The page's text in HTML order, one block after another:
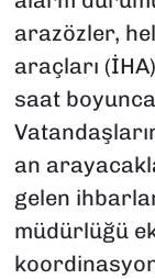
arazözler,
araçları
saat
an
gelen
müdürlüğü